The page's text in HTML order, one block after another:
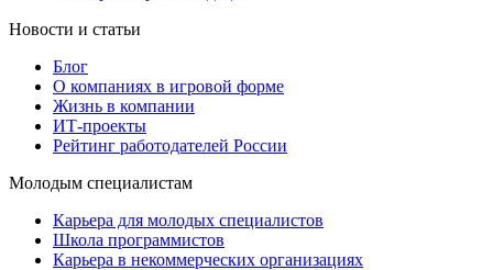
Новости и статьи
Блог
О компаниях в игровой форме
Жизнь в компании
ИТ-проекты
Рейтинг работодателей России
Молодым специалистам
Карьера для молодых специалистов
Школа программистов
Карьера в некоммерческих организациях